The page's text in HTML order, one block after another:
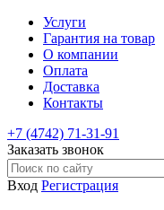
Услуги
Гарантия на товар
О компании
Оплата
Доставка
Контакты
+7 (4742) 71-31-91
Заказать звонок
Вход Регистрация